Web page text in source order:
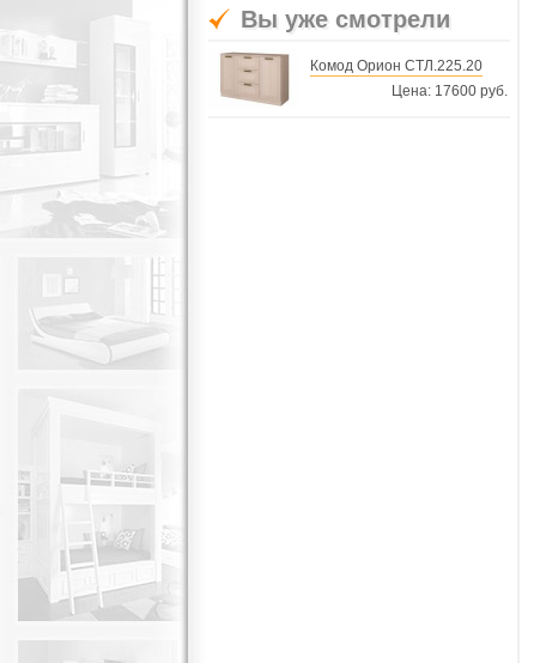
Вы уже смотрели
Комод Орион СТЛ.225.20
Цена: 17600 руб.